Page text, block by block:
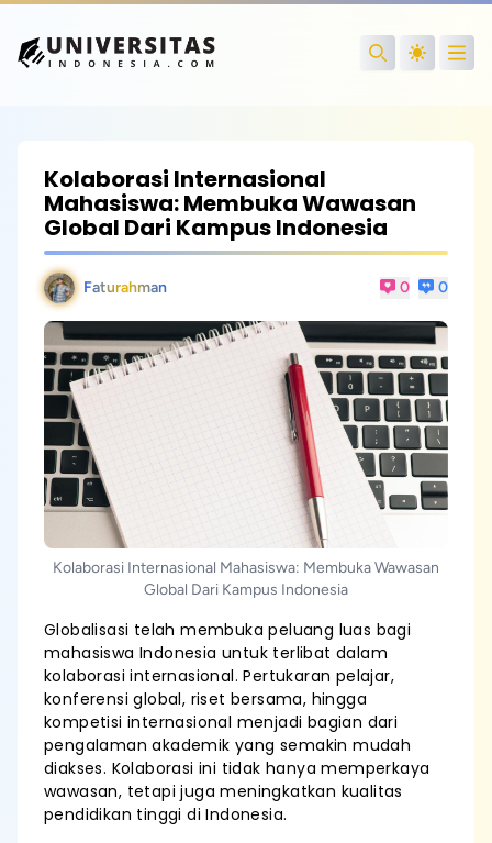
Search
Kolaborasi Internasional
Mahasiswa: Membuka Wawasan
Global Dari Kampus Indonesia
Faturahman 0 0
Kolaborasi Internasional Mahasiswa: Membuka Wawasan
Global Dari Kampus Indonesia
Globalisasi telah membuka peluang luas bagi
mahasiswa Indonesia untuk terlibat dalam
kolaborasi internasional. Pertukaran pelajar,
konferensi global, riset bersama, hingga
kompetisi internasional menjadi bagian dari
pengalaman akademik yang semakin mudah
diakses. Kolaborasi ini tidak hanya memperkaya
wawasan, tetapi juga meningkatkan kualitas
pendidikan tinggi di Indonesia.